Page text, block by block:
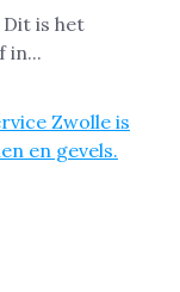
is het
in...